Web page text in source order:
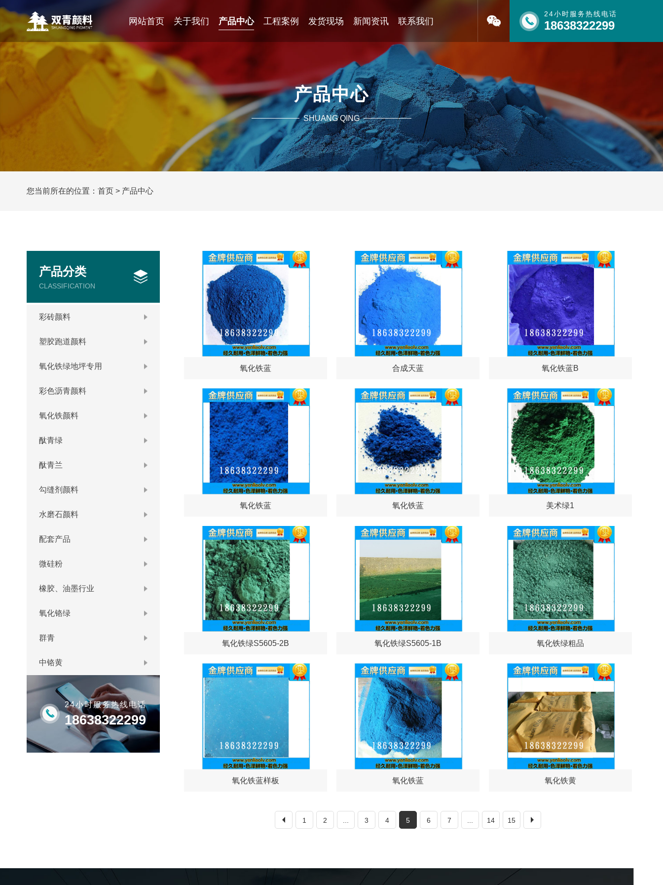
网站首页 关于我们 产品中心 工程案例 发货现场 新闻资讯 联系我们
24小时服务热线电话
18638322299
产品中心
SHUANG QING
您当前所在的位置： 首页> 产品中心
产品分类
CLASSIFICATION
彩砖颜料
塑胶跑道颜料
氧化铁绿地坪专用
彩色沥青颜料
氧化铁颜料
酞青绿
酞青兰
勾缝剂颜料
水磨石颜料
配套产品
微硅粉
橡胶、油墨行业
氧化铬绿
群青
中铬黄
24小时服务热线电话
18638322299
氧化铁蓝 合成天蓝 氧化铁蓝B
氧化铁蓝 氧化铁蓝 美术绿1
氧化铁绿S5605-2B 氧化铁绿S5605-1B 氧化铁绿粗品
氧化铁蓝样板 氧化铁蓝 氧化铁黄
1 2 3 4 5 6 7 14 15